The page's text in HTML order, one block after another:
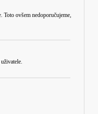
Toto ovšem nedoporučujeme,